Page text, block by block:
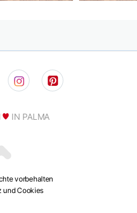
vorbehalten
und Cookies
IN PALMA